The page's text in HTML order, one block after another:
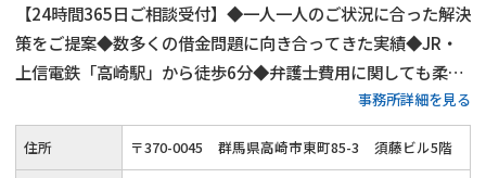
【24時間365日ご相談受付】◆一人一人のご状況に合った解決
策をご提案◆数多くの借金問題に向き合ってきた実績◆JR・
上信電鉄「高崎駅」から徒歩6分◆弁護士費用に関しても柔軟
に対応（分割払い可能）◆債務整理 / 時効援用 / 過払い金請求
など◆迅速に借金問題を解決◆きめ細やかなフォローを欠かさ
ず丁寧に対応
事務所詳細を見る
住所 〒370-0045 群馬県高崎市東町85-3 須藤ビル5階